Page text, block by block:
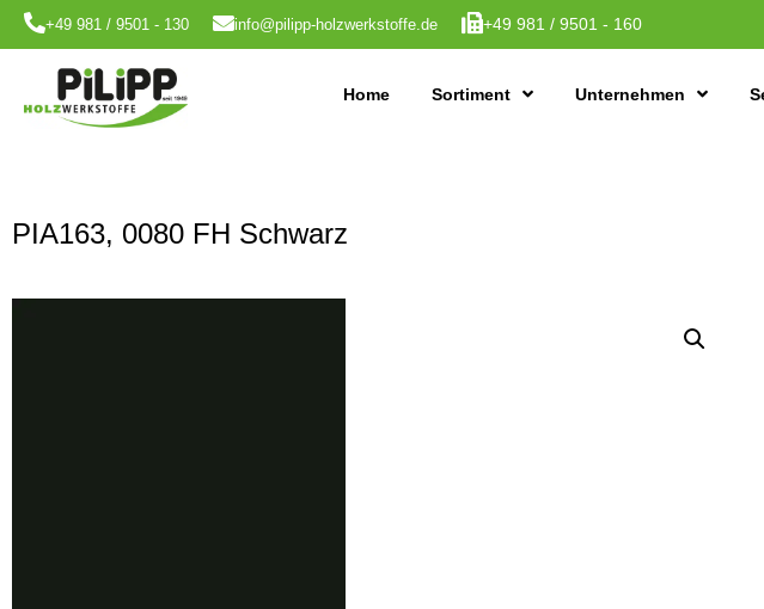
+49 981 / 9501 - 130 info@pilipp-holzwerkstoffe.de +49 981 / 9501 - 160
Home Sortiment Unternehmen
PIA163, 0080 FH Schwarz